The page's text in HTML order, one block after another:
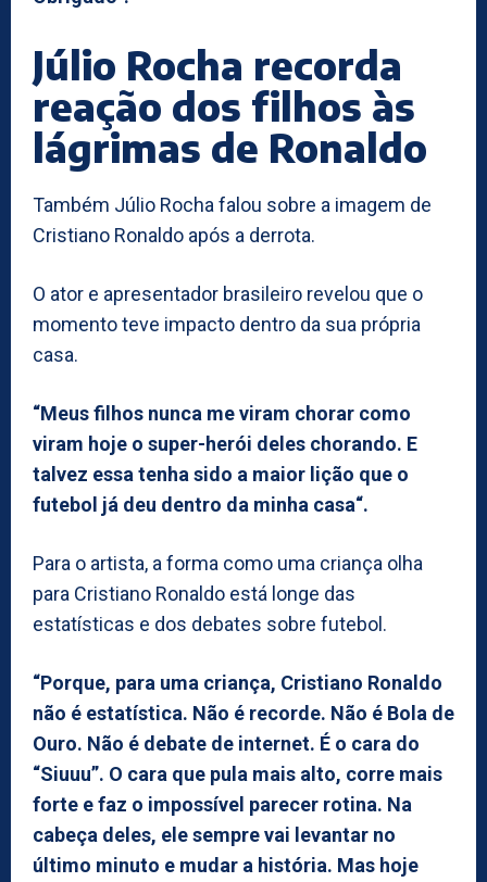
Júlio Rocha recorda
reação dos filhos às
lágrimas de Ronaldo
Também Júlio Rocha falou sobre a imagem de
Cristiano Ronaldo após a derrota.
O ator e apresentador brasileiro revelou que o
momento teve impacto dentro da sua própria
casa.
“Meus filhos nunca me viram chorar como
viram hoje o super-herói deles chorando. E
talvez essa tenha sido a maior lição que o
futebol já deu dentro da minha casa“.
Para o artista, a forma como uma criança olha
para Cristiano Ronaldo está longe das
estatísticas e dos debates sobre futebol.
“Porque, para uma criança, Cristiano Ronaldo
não é estatística. Não é recorde. Não é Bola de
Ouro. Não é debate de internet. É o cara do
“Siuuu”. O cara que pula mais alto, corre mais
forte e faz o impossível parecer rotina. Na
cabeça deles, ele sempre vai levantar no
último minuto e mudar a história. Mas hoje